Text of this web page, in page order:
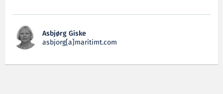
Asbjørg Giske
asbjorg[a]maritimt.com